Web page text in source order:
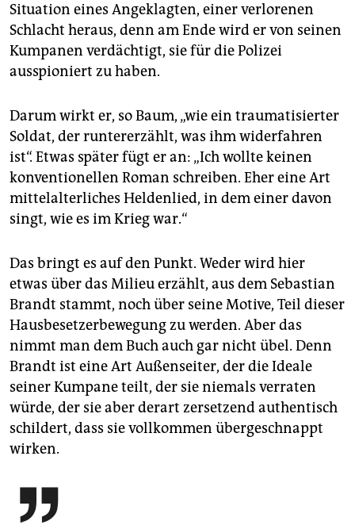
Situation eines Angeklagten, einer verlorenen
Schlacht heraus, denn am Ende wird er von seinen
Kumpanen verdächtigt, sie für die Polizei
ausspioniert zu haben.
Darum wirkt er, so Baum, „wie ein traumatisierter
Soldat, der runtererzählt, was ihm widerfahren
ist“. Etwas später fügt er an: „Ich wollte keinen
konventionellen Roman schreiben. Eher eine Art
mittelalterliches Heldenlied, in dem einer davon
singt, wie es im Krieg war.“
Das bringt es auf den Punkt. Weder wird hier
etwas über das Milieu erzählt, aus dem Sebastian
Brandt stammt, noch über seine Motive, Teil dieser
Hausbesetzerbewegung zu werden. Aber das
nimmt man dem Buch auch gar nicht übel. Denn
Brandt ist eine Art Außenseiter, der die Ideale
seiner Kumpane teilt, der sie niemals verraten
würde, der sie aber derart zersetzend authentisch
schildert, dass sie vollkommen übergeschnappt
wirken.
